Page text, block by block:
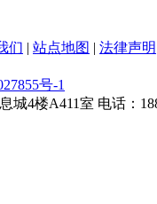
们 | 站点地图 | 法律声明
号-1
城4楼A411室 电话：